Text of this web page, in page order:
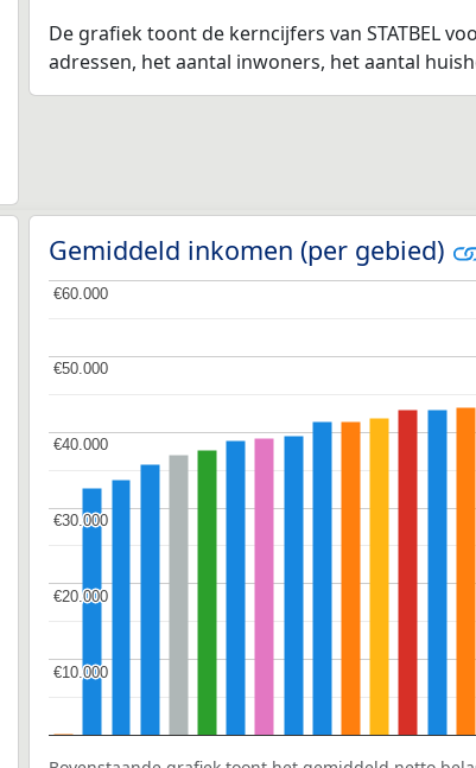
De grafiek toont de kerncijfers van STATBEL
adressen, het aantal inwoners, het aantal
Gemiddeld inkomen (per gebied)
€10.000
€10.000
€20.000
€20.000
€30.000
€30.000
€40.000
€40.000
€50.000
€50.000
€60.000
€60.000